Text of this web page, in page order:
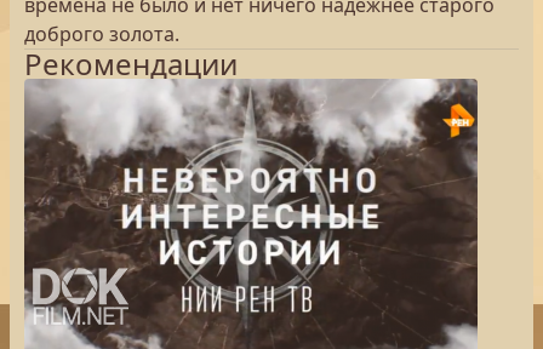
доброго золота.
Рекомендации